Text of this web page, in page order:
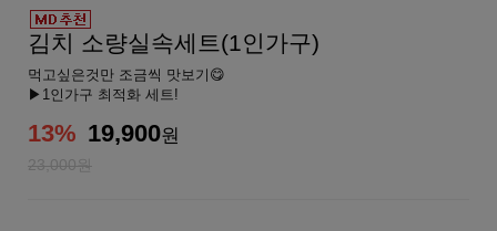
김치 소량실속세트(1인가구)
먹고싶은것만 조금씩 맛보기😋
▶1인가구 최적화 세트!
13% 19,900원
23,000원